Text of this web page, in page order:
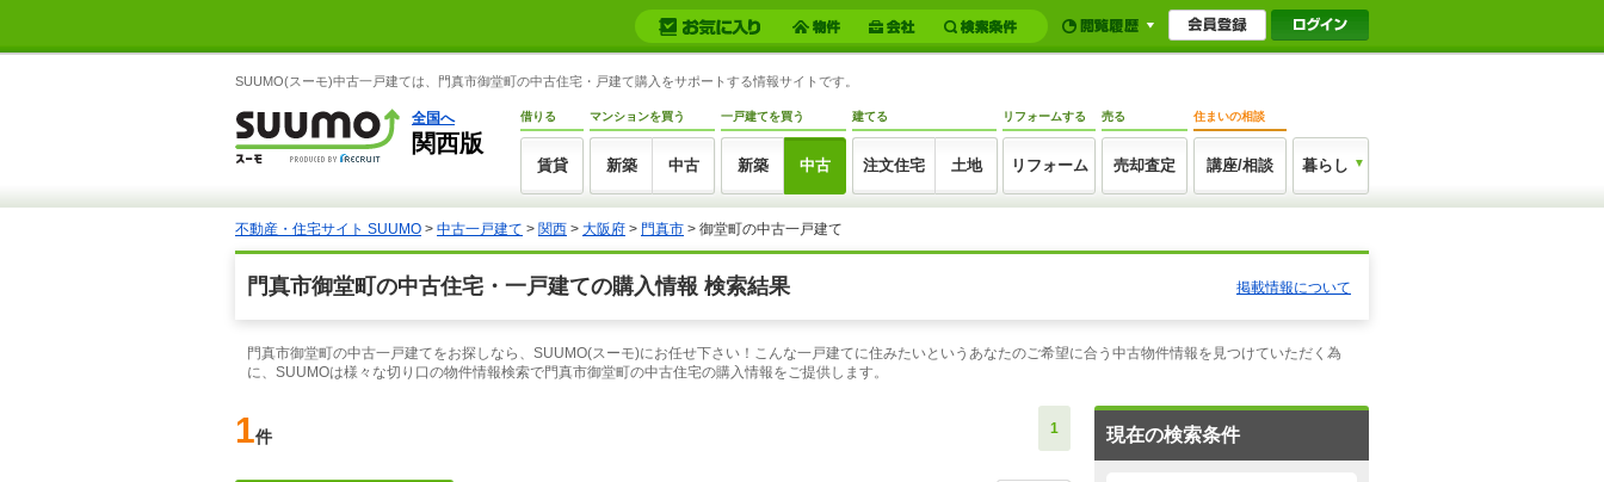
SUUMO(スーモ)中古一戸建ては、門真市御堂町の中古住宅・戸建て購入をサポートする情報サイトです。
全国へ
関西版
借りる
賃貸
マンションを買う
新築 中古
一戸建てを買う
新築 中古
建てる
注文住宅 土地
リフォームする
リフォーム
売る
売却査定
住まいの相談
講座/相談 暮らし
不動産・住宅サイト SUUMO > 中古一戸建て > 関西 > 大阪府 > 門真市 > 御堂町の中古一戸建て
門真市御堂町の中古住宅・一戸建ての購入情報 検索結果 掲載情報について
門真市御堂町の中古一戸建てをお探しなら、SUUMO(スーモ)にお任せ下さい！こんな一戸建てに住みたいというあなたのご希望に合う中古物件情報を見つけていただく為
に、SUUMOは様々な切り口の物件情報検索で門真市御堂町の中古住宅の購入情報をご提供します。
1件 1 現在の検索条件